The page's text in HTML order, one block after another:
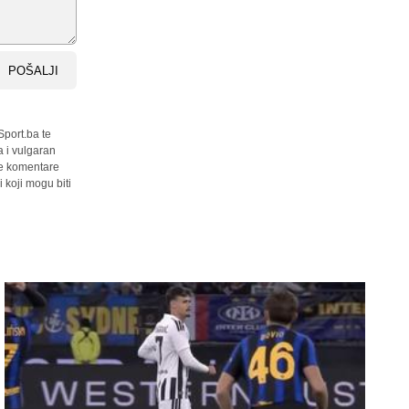
POŠALJI
te
i vulgaran
komentare
koji mogu biti